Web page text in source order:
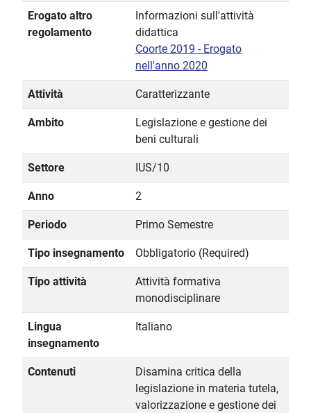
Erogato altro
regolamento
Informazioni sull'attività
didattica
Coorte 2019 - Erogato
nell'anno 2020
Attività Caratterizzante
Ambito
Legislazione e gestione dei
beni culturali
Settore IUS/10
Anno 2
Periodo Primo Semestre
Tipo insegnamento Obbligatorio (Required)
Tipo attività
Attività formativa
monodisciplinare
Lingua
insegnamento
Italiano
Contenuti
Disamina critica della
legislazione in materia tutela,
valorizzazione e gestione dei